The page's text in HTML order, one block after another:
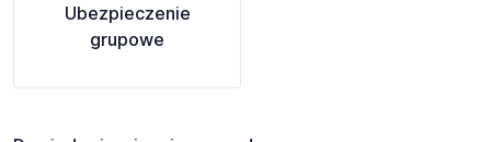
Ubezpieczenie
grupowe